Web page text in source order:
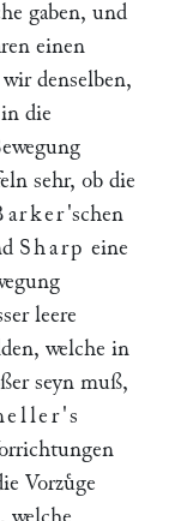
gaben, und
einen
denselben,
die
sehr, ob die
'schen
Sharp eine
leere
welche in
seyn muß,
Vorzuͤge